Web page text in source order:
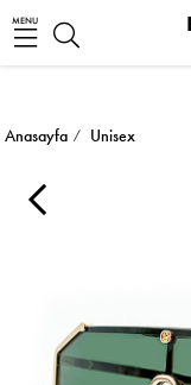
MENU
Anasayfa Unisex